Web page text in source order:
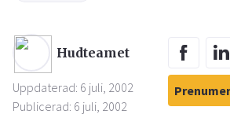
Hudteamet
Uppdaterad: 6 juli, 2002
Publicerad: 6 juli, 2002